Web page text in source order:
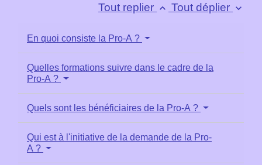
Tout replier keyboard_arrow_up Tout déplier keyboard_arrow_down
En quoi consiste la Pro-A ?
Quelles formations suivre dans le cadre de la
Pro-A ?
Quels sont les bénéficiaires de la Pro-A ?
Qui est à l'initiative de la demande de la Pro-
A ?